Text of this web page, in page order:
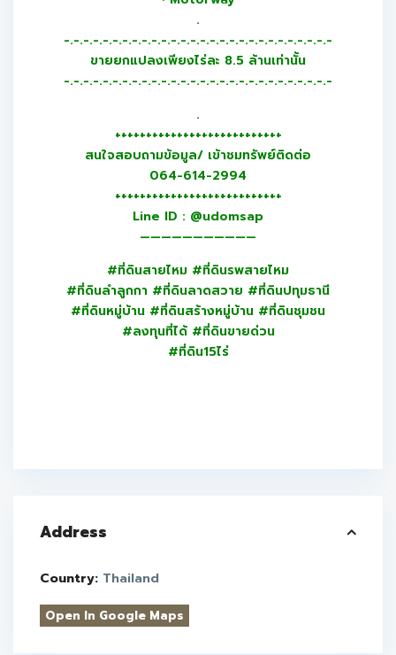
.
-.-.-.-.-.-.-.-.-.-.-.-.-.-.-.-.-.-.-.-.-.-.-.-.-.-.-.-
ขายยกแปลงเพียงไร่ละ 8.5 ล้านเท่านั้น
-.-.-.-.-.-.-.-.-.-.-.-.-.-.-.-.-.-.-.-.-.-.-.-.-.-.-.-
.
+++++++++++++++++++++++++++
สนใจสอบถามข้อมูล/ เข้าชมทรัพย์ติดต่อ
064-614-2994
+++++++++++++++++++++++++++
Line ID : @udomsap
———————————
#ที่ดินสายไหม #ที่ดินรพสายไหม
#ที่ดินลำลูกกา #ที่ดินลาดสวาย #ที่ดินปทุมธานี
#ที่ดินหมู่บ้าน #ที่ดินสร้างหมู่บ้าน #ที่ดินชุมชน
#ลงทุนที่ได้ #ที่ดินขายด่วน
#ที่ดิน15ไร่
Address
Country: Thailand
Open In Google Maps